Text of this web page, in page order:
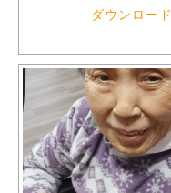
ダウンロード